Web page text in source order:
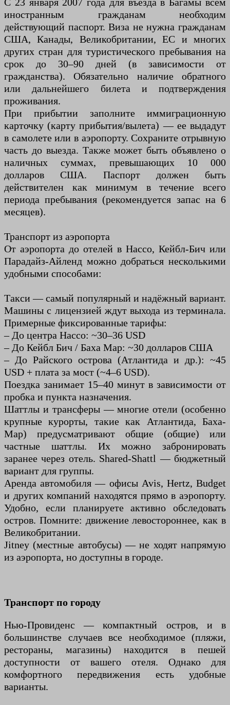
иностранным гражданам необходим
действующий паспорт. Виза не нужна гражданам
США, Канады, Великобритании, ЕС и многих
других стран для туристического пребывания на
срок до 30–90 дней (в зависимости от
гражданства). Обязательно наличие обратного
или дальнейшего билета и подтверждения
проживания.
При прибытии заполните иммиграционную
карточку (карту прибытия/вылета) — ее выдадут
в самолете или в аэропорту. Сохраните отрывную
часть до выезда. Также может быть объявлено о
наличных суммах, превышающих 10 000
долларов США. Паспорт должен быть
действителен как минимум в течение всего
периода пребывания (рекомендуется запас на 6
месяцев).
Транспорт из аэропорта
От аэропорта до отелей в Нассо, Кейбл-Бич или
Парадайз-Айленд можно добраться несколькими
удобными способами:
Такси — самый популярный и надёжный вариант.
Машины с лицензией ждут выхода из терминала.
Примерные фиксированные тарифы:
– До центра Нассо: ~30–36 USD
– До Кейбл Бич / Баха Мар: ~30 долларов США
– До Райского острова (Атлантида и др.): ~45
USD + плата за мост (~4–6 USD).
Поездка занимает 15–40 минут в зависимости от
пробка и пункта назначения.
Шаттлы и трансферы — многие отели (особенно
крупные курорты, такие как Атлантида, Баха-
Мар) предусматривают общие (общие) или
частные шаттлы. Их можно забронировать
заранее через отель. Shared-Shattl — бюджетный
вариант для группы.
Аренда автомобиля — офисы Avis, Hertz, Budget
и других компаний находятся прямо в аэропорту.
Удобно, если планируете активно обследовать
остров. Помните: движение левостороннее, как в
Великобритании.
Jitney (местные автобусы) — не ходят напрямую
из аэропорта, но доступны в городе.
Транспорт по городу
Нью-Провиденс — компактный остров, и в
большинстве случаев все необходимое (пляжи,
рестораны, магазины) находится в пешей
доступности от вашего отеля. Однако для
комфортного передвижения есть удобные
варианты.